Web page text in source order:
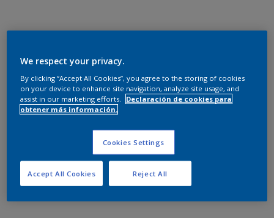
We respect your privacy.
By clicking “Accept All Cookies”, you agree to the storing of cookies
on your device to enhance site navigation, analyze site usage, and
assist in our marketing efforts.
Declaración de cookies para
obtener más información.
Cookies Settings
Reject All
Accept All Cookies